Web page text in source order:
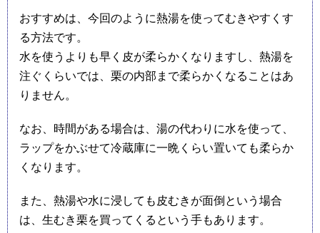
おすすめは、今回のように熱湯を使ってむきやすくす
る方法です。
水を使うよりも早く皮が柔らかくなりますし、熱湯を
注ぐくらいでは、栗の内部まで柔らかくなることはあ
りません。
なお、時間がある場合は、湯の代わりに水を使って、
ラップをかぶせて冷蔵庫に一晩くらい置いても柔らか
くなります。
また、熱湯や水に浸しても皮むきが面倒という場合
は、生むき栗を買ってくるという手もあります。